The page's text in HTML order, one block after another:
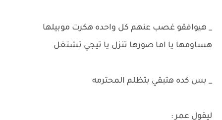
_ هيوافقو غصب عنهم كل واحده هكرت موبيلها
هساومها يا اما صورها تنزل يا تيجي تشتغل
_ بس كده هتبقي بتظلم المحترمه
ليقول عمر :